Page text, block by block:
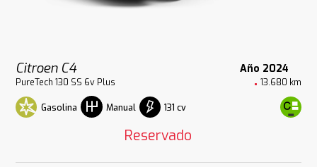
Citroen C4 Año 2024
PureTech 130 SS 6v Plus 13.680 km
Gasolina Manual 131 cv
Reservado